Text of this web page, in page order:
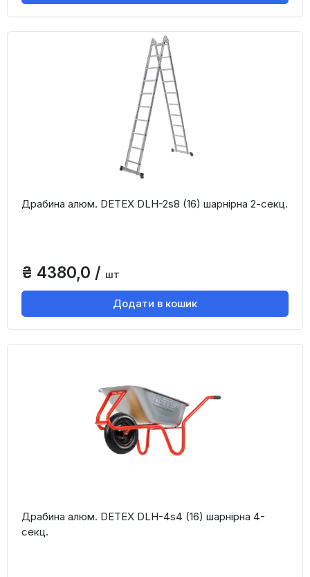
Драбина алюм. DETEX DLH-2s8 (16) шарнірна 2-секц.
₴ 4380,0 / шт
Додати в кошик
Драбина алюм. DETEX DLH-4s4 (16) шарнірна 4-
секц.